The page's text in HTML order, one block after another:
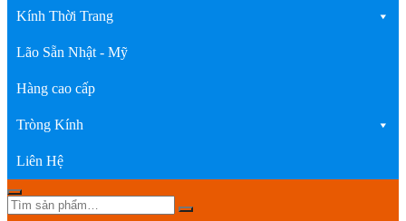
Kính Thời Trang
Lão Sẵn Nhật - Mỹ
Hàng cao cấp
Tròng Kính
Liên Hệ